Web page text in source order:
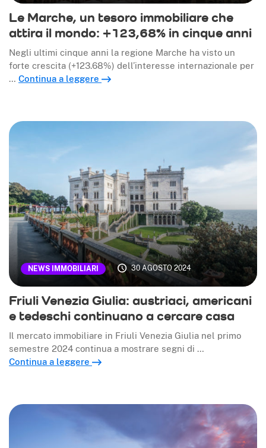
Le Marche, un tesoro immobiliare che
attira il mondo: +123,68% in cinque anni
Negli ultimi cinque anni la regione Marche ha visto un
forte crescita (+123.68%) dell’interesse internazionale per
… Continua a leggere
NEWS IMMOBILIARI 30 AGOSTO 2024
Friuli Venezia Giulia: austriaci, americani
e tedeschi continuano a cercare casa
Il mercato immobiliare in Friuli Venezia Giulia nel primo
semestre 2024 continua a mostrare segni di …
Continua a leggere